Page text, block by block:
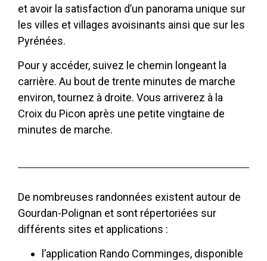
et avoir la satisfaction d’un panorama unique sur
les villes et villages avoisinants ainsi que sur les
Pyrénées.
Pour y accéder, suivez le chemin longeant la
carrière. Au bout de trente minutes de marche
environ, tournez à droite. Vous arriverez à la
Croix du Picon après une petite vingtaine de
minutes de marche.
De nombreuses randonnées existent autour de
Gourdan-Polignan et sont répertoriées sur
différents sites et applications :
l’application Rando Comminges, disponible